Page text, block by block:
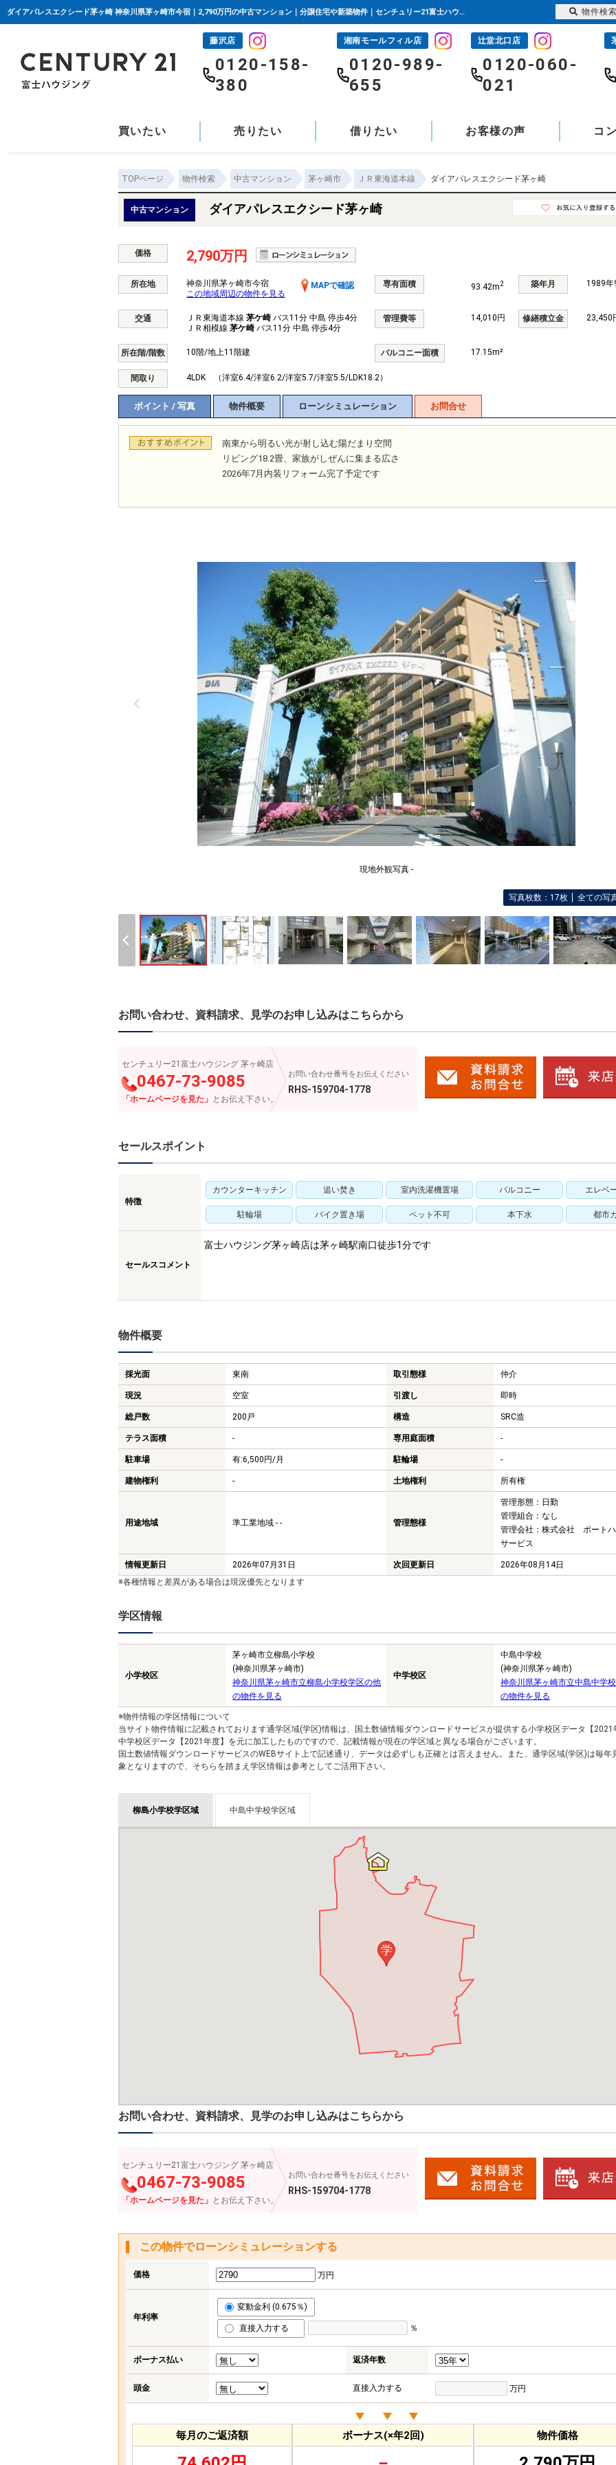
ダイアパレスエクシード茅ヶ崎 神奈川県茅ヶ崎市今宿｜2,790万円の中古マンション｜分譲住宅や新築物件｜センチュリー21富士ハウジング
藤沢店
0120-158-
380
湘南モールフィル店
0120-989-
655
辻堂北口店
0120-060-
021
買いたい 売りたい 借りたい お客様の声 コ
TOPページ 物件検索 中古マンション 茅ヶ崎市 ＪＲ東海道本線 ダイアパレスエクシード茅ヶ崎
中古マンション ダイアパレスエクシード茅ヶ崎
価格 2,790万円
所在地 神奈川県茅ヶ崎市今宿
MAPで確認
この地域周辺の物件を見る
専有面積 93.42m2 築年月 1989年
交通 ＪＲ東海道本線 茅ケ崎 バス11分 中島 停歩4分
ＪＲ相模線 茅ケ崎 バス11分 中島 停歩4分
管理費等 14,010円 修繕積立金 23,450
所在階/階数 10階/地上11階建 バルコニー面積 17.15m²
間取り 4LDK （洋室6.4/洋室6.2/洋室5.7/洋室5.5/LDK18.2）
ポイント / 写真 物件概要 ローンシミュレーション お問合せ
南東から明るい光が射し込む陽だまり空間
リビング18.2畳、家族がしぜんに集まる広さ
2026年7月内装リフォーム完了予定です
現地外観写真 -
写真枚数：17枚 全ての写
お問い合わせ、資料請求、見学のお申し込みはこちらから
センチュリー21富士ハウジング 茅ヶ崎店
0467-73-9085
「ホームページを見た」 とお伝え下さい。
お問い合わせ番号をお伝えください
RHS-159704-1778
セールスポイント
特徴
カウンターキッチン 追い焚き 室内洗濯機置場 バルコニー エレベ
駐輪場 バイク置き場 ペット不可 本下水 都市
セールスコメント
富士ハウジング茅ヶ崎店は茅ヶ崎駅南口徒歩1分です
物件概要
採光面 東南 取引態様 仲介
現況 空室 引渡し 即時
総戸数 200戸 構造 SRC造
テラス面積 - 専用庭面積 -
駐車場 有:6,500円/月 駐輪場 -
建物権利 - 土地権利 所有権
用途地域 準工業地域 - - 管理態様
管理形態：日勤
管理組合：なし
管理会社：株式会社 ポート
サービス
情報更新日 2026年07月31日 次回更新日
2026年08月14日
※各種情報と差異がある場合は現況優先となります
学区情報
小学校区
茅ヶ崎市立柳島小学校
(神奈川県茅ヶ崎市)
神奈川県茅ヶ崎市立柳島小学校学区の他
の物件を見る
中学校区
中島中学校
(神奈川県茅ヶ崎市)
神奈川県茅ヶ崎市立中島中学
の物件を見る
※物件情報の学区情報について
当サイト物件情報に記載されております通学区域(学区)情報は、国土数値情報ダウンロードサービスが提供する小学校区データ【2021
中学校区データ【2021年度】を元に加工したものですので、記載情報が現在の学区域と異なる場合がございます。
国土数値情報ダウンロードサービスのWEBサイト上で記述通り、データは必ずしも正確とは言えません。また、通学区域(学区)は毎年
象となりますので、そちらを踏まえ学区情報は参考としてご活用下さい。
柳島小学校学区域 中島中学校学区域
学
お問い合わせ、資料請求、見学のお申し込みはこちらから
センチュリー21富士ハウジング 茅ヶ崎店
0467-73-9085
「ホームページを見た」 とお伝え下さい。
お問い合わせ番号をお伝えください
RHS-159704-1778
この物件でローンシミュレーションする
価格 万円
年利率
変動金利 (0.675％)
直接入力する ％
ボーナス払い 返済年数
頭金 直接入力する 万円
毎月のご返済額 ボーナス(×年2回) 物件価格
物件検